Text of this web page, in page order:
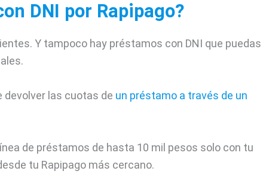
DNI por Rapipago?
Y tampoco hay préstamos con DNI que puedas
devolver las cuotas de un préstamo a través de un
de préstamos de hasta 10 mil pesos solo con tu
tu Rapipago más cercano.